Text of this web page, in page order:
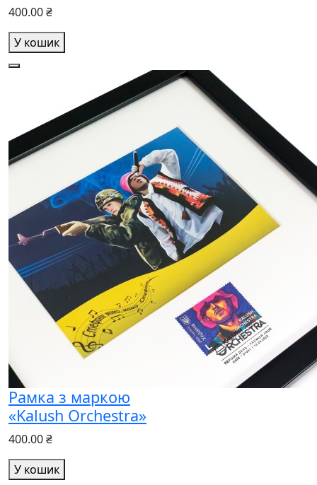
400.00 ₴
У кошик
Рамка з маркою
«Kalush Orchestra»
400.00 ₴
У кошик